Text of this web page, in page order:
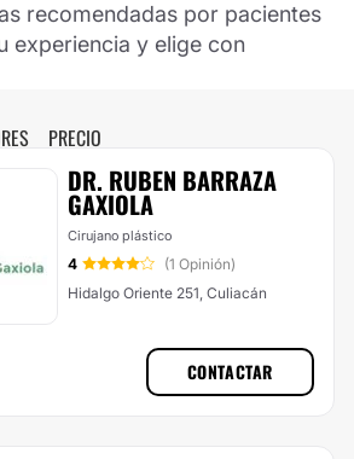
recomendadas por pacientes
experiencia y elige con
PRECIO
DR. RUBEN BARRAZA
GAXIOLA
Cirujano plástico
4
(1 Opinión)
Hidalgo Oriente 251, Culiacán
CONTACTAR